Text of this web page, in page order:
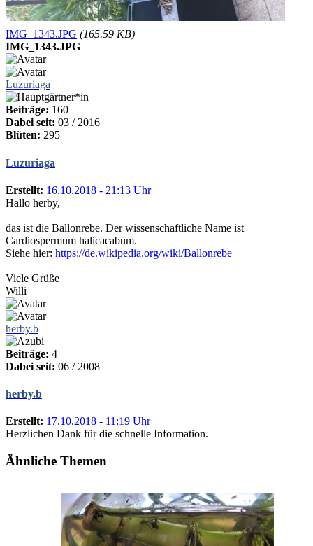
IMG_1343.JPG (165.59 KB)
IMG_1343.JPG
Luzuriaga
Beiträge: 160
Dabei seit: 03 / 2016
Blüten: 295
Luzuriaga
Erstellt: 16.10.2018 - 21:13 Uhr
Hallo herby,
das ist die Ballonrebe. Der wissenschaftliche Name ist
Cardiospermum halicacabum.
Siehe hier: https://de.wikipedia.org/wiki/Ballonrebe
Viele Grüße
Willi
herby.b
Beiträge: 4
Dabei seit: 06 / 2008
herby.b
Erstellt: 17.10.2018 - 11:19 Uhr
Herzlichen Dank für die schnelle Information.
Ähnliche Themen